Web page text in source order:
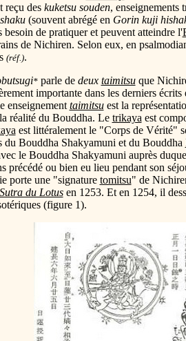
reçu des kuketsu souden, enseignements
(souvent abrégé en Gorin kuji
de pratiquer et peuvent atteindre l'
de Nichiren. Selon eux, en
(réf.).
*parle de deux taimitsuque
importante dans les derniers
enseignement taimitsuest la
réalité du Bouddha. Le trikaya est
est littéralement le "Corps de Vérité"
du Bouddha Shakyamuni et du Bouddha
le Bouddha Shakyamuni auprès
précédé ou bien eu lieu pendant son
porte une "signature tomitsu" de
Sutra du Lotusen 1253. Et en 1254, il
(figure 1).